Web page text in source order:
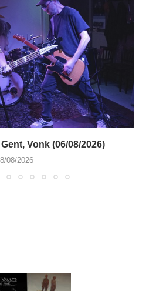
Vonk (06/08/2026)
08/2026